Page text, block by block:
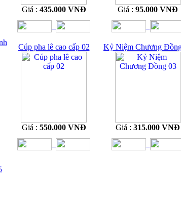
Giá : 435.000 VNĐ Giá : 95.000 VNĐ
Cúp pha lê cao cấp 02
Giá : 550.000 VNĐ
Kỷ Niệm Chương
Giá : 315.000 VNĐ